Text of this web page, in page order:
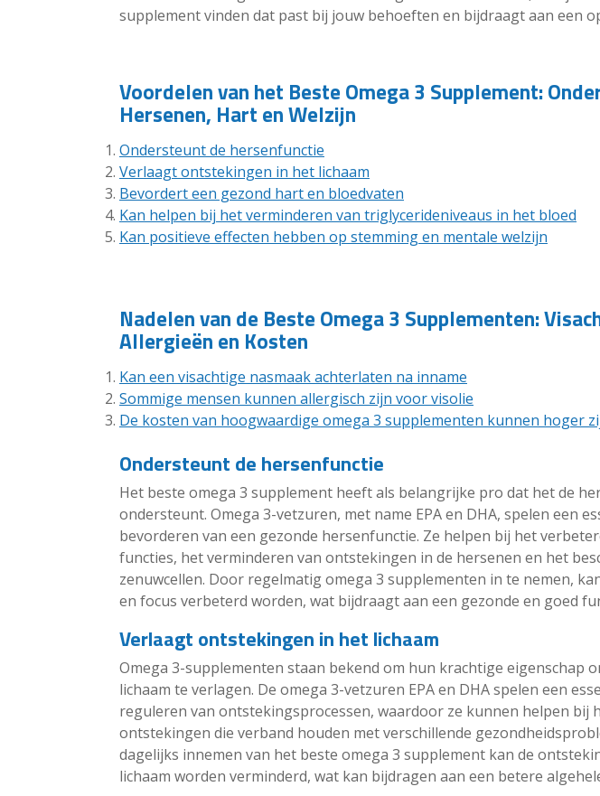
supplement vinden dat past bij jouw behoeften en bijdraagt aan een
Voordelen van het Beste Omega 3 Supplement:
Hersenen, Hart en Welzijn
Ondersteunt de hersenfunctie
Verlaagt ontstekingen in het lichaam
Bevordert een gezond hart en bloedvaten
Kan helpen bij het verminderen van triglycerideniveaus in het bloed
Kan positieve effecten hebben op stemming en mentale welzijn
Nadelen van de Beste Omega 3 Supplementen:
Allergieën en Kosten
Kan een visachtige nasmaak achterlaten na inname
Sommige mensen kunnen allergisch zijn voor visolie
De kosten van hoogwaardige omega 3 supplementen kunnen hoger
Ondersteunt de hersenfunctie
Het beste omega 3 supplement heeft als belangrijke pro dat het de
ondersteunt. Omega 3-vetzuren, met name EPA en DHA, spelen een
bevorderen van een gezonde hersenfunctie. Ze helpen bij het
functies, het verminderen van ontstekingen in de hersenen en het
zenuwcellen. Door regelmatig omega 3 supplementen in te nemen,
en focus verbeterd worden, wat bijdraagt aan een gezonde en goed
Verlaagt ontstekingen in het lichaam
Omega 3-supplementen staan bekend om hun krachtige eigenschap
lichaam te verlagen. De omega 3-vetzuren EPA en DHA spelen een
reguleren van ontstekingsprocessen, waardoor ze kunnen helpen bij
ontstekingen die verband houden met verschillende
dagelijks innemen van het beste omega 3 supplement kan de
lichaam worden verminderd, wat kan bijdragen aan een betere